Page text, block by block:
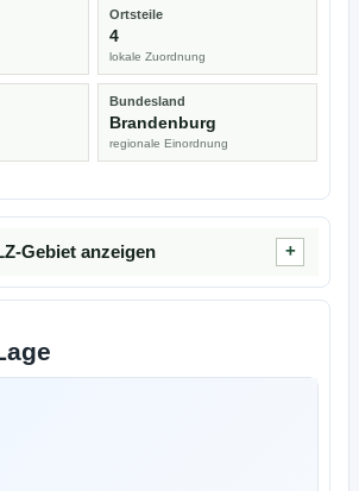
Ortsteile
4
lokale Zuordnung
Bundesland
Brandenburg
regionale Einordnung
Gebiet anzeigen